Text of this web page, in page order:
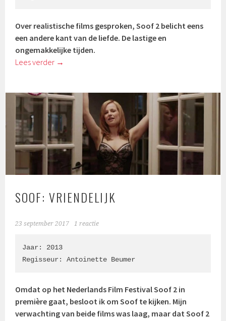
Over realistische films gesproken, Soof 2 belicht eens
een andere kant van de liefde. De lastige en
ongemakkelijke tijden.
Lees verder →
SOOF: VRIENDELIJK
23 september 2017 1 reactie
Jaar: 2013
Regisseur: Antoinette Beumer
Omdat op het Nederlands Film Festival Soof 2 in
première gaat, besloot ik om Soof te kijken. Mijn
verwachting van beide films was laag, maar dat Soof 2